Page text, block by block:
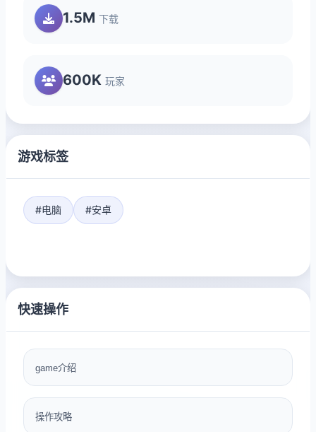
1.5M 下载
600K 玩家
游戏标签
#电脑 #安卓
快速操作
game介绍
操作攻略